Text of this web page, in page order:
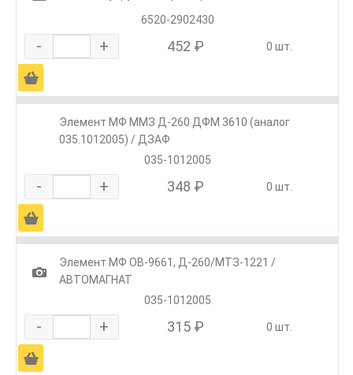
6520-2902430
- + 452 ₽ 0 шт.
Ä
Элемент МФ ММЗ Д-260 ДФМ 3610 (аналог
035.1012005) / ДЗАФ
035-1012005
- + 348 ₽ 0 шт.
Ä
1
Элемент МФ OB-9661, Д-260/МТЗ-1221 /
АВТОМАГНАТ
035-1012005
- + 315 ₽ 0 шт.
Ä